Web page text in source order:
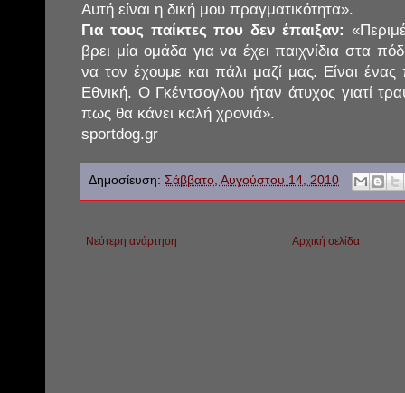
Αυτή είναι η δική μου πραγματικότητα».
Για τους παίκτες που δεν έπαιξαν:
βρει μία ομάδα για να έχει παιχνίδια στα
να τον έχουμε και πάλι μαζί μας. Είναι ένας
Εθνική. Ο Γκέντσογλου ήταν άτυχος γιατί
πως θα κάνει καλή χρονιά».
sportdog.gr
Δημοσίευση: Σάββατο, Αυγούστου 14, 2010
Νεότερη ανάρτηση Αρχική σελίδα